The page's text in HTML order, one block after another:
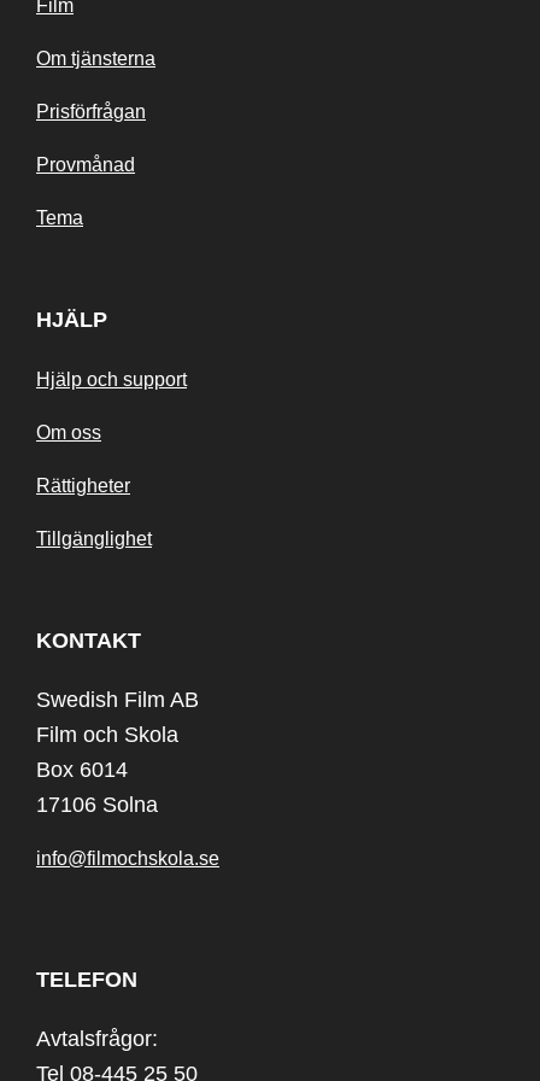
Film
Om tjänsterna
Prisförfrågan
Provmånad
Tema
HJÄLP
Hjälp och support
Om oss
Rättigheter
Tillgänglighet
KONTAKT
Swedish Film AB
Film och Skola
Box 6014
17106 Solna
info@filmochskola.se
TELEFON
Avtalsfrågor:
Tel 08-445 25 50